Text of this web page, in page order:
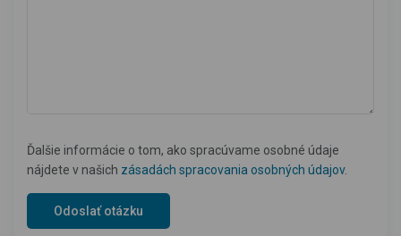
Ďalšie informácie o tom, ako spracúvame osobné údaje
nájdete v našich zásadách spracovania osobných údajov.